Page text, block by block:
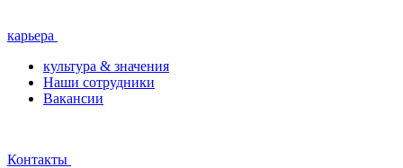
карьера
культура & значения
Наши сотрудники
Вакансии
Контакты